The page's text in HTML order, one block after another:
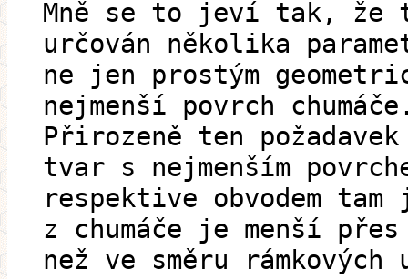
Mně se to jeví tak, že
určován několika
ne jen prostým
nejmenší povrch
Přirozeně ten
tvar s nejmenším
respektive obvodem
z chumáče je menší přes
než ve směru